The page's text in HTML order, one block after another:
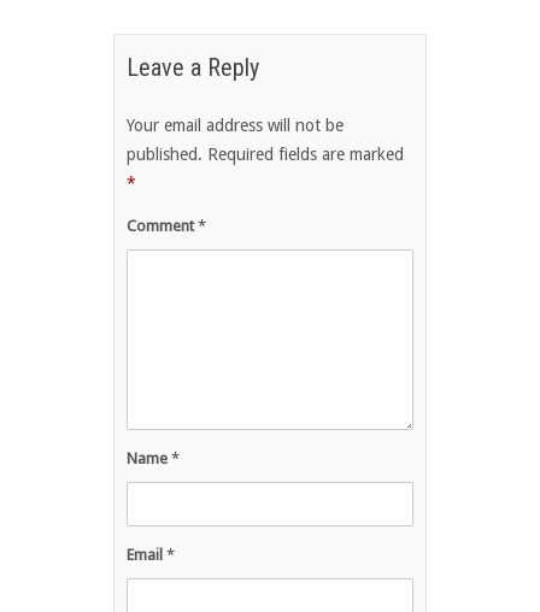
Leave a Reply
Your email address will not be
published. Required fields are marked
*
Comment*
Name *
Email *